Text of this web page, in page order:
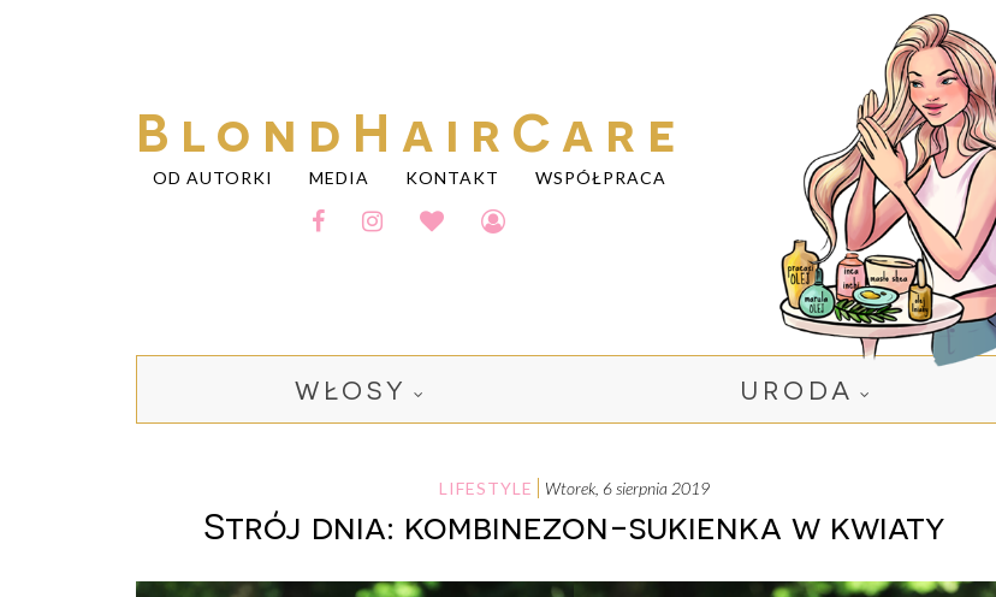
BlondHairCare
OD AUTORKI MEDIA KONTAKT WSPÓŁPRACA
WŁOSY URODA
LIFESTYLE wtorek, 6 sierpnia 2019
Strój dnia: kombinezon-sukienka w kwiaty